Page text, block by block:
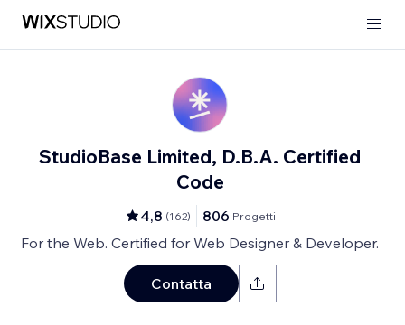
StudioBase Limited, D.B.A. Certified
Code
4,8 (162) 806 Progetti
For the Web. Certified for Web Designer & Developer.
Contatta